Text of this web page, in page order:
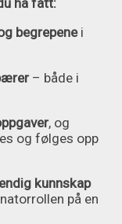
begrepenei
– både i
, og
og følges opp
kunnskap
på en